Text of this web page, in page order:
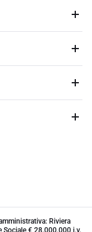
Riviera
Sociale € 28.000.000 i.v.